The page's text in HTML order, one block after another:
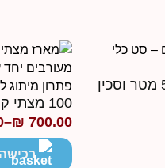
100 יחידות סט מטר מדידה 5 מטר וסכין
100 מצתי קליפר ממותגים מקוריים
₪ 700.00
–
טווח
מחירים:רכישה